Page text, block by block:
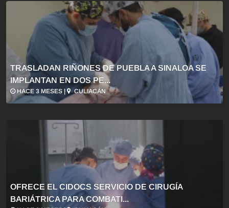
TRASLADAN RIÑONES DE PUEBLA A SINALOA SE
IMPLANTAN EN DOS PE...
HACE 3 MESES | CULIACÁN
OFRECE EL CIDOCS SERVICIO DE CIRUGÍA
BARIÁTRICA PARA COMBATI...